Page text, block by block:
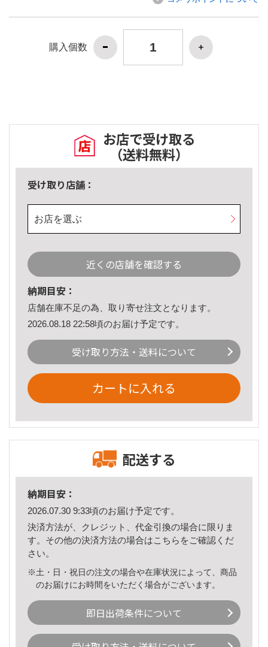
購入個数
お店で受け取る
（送料無料）
受け取り店舗：
お店を選ぶ
近くの店舗を確認する
納期目安：
店舗在庫不足の為、取り寄せ注文となります。
2026.08.18 22:58頃のお届け予定です。
受け取り方法・送料について
カートに入れる
配送する
納期目安：
2026.07.30 9:33頃のお届け予定です。
決済方法が、クレジット、代金引換の場合に限りま
す。その他の決済方法の場合はこちら をご確認くだ
さい。
※土・日・祝日の注文の場合や在庫状況によって、商品
のお届けにお時間をいただく場合がございます。
即日出荷条件について